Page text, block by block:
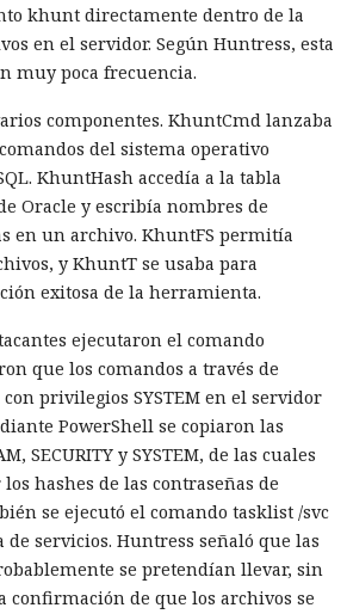
khunt directamente dentro de la
en el servidor. Según Huntress, esta
muy poca frecuencia.
componentes. KhuntCmd lanzaba
del sistema operativo
KhuntHash accedía a la tabla
Oracle y escribía nombres de
en un archivo. KhuntFS permitía
y KhuntT se usaba para
exitosa de la herramienta.
ejecutaron el comando
que los comandos a través de
privilegios SYSTEM en el servidor
PowerShell se copiaron las
SECURITY y SYSTEM, de las cuales
hashes de las contraseñas de
se ejecutó el comando tasklist /svc
servicios. Huntress señaló que las
se pretendían llevar, sin
confirmación de que los archivos se